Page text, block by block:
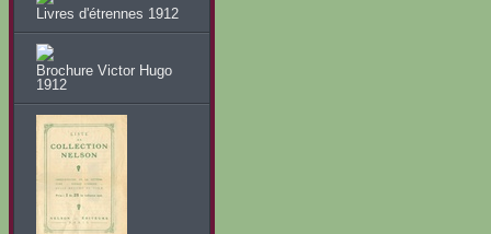
Livres d'étrennes 1912
Brochure Victor Hugo
1912